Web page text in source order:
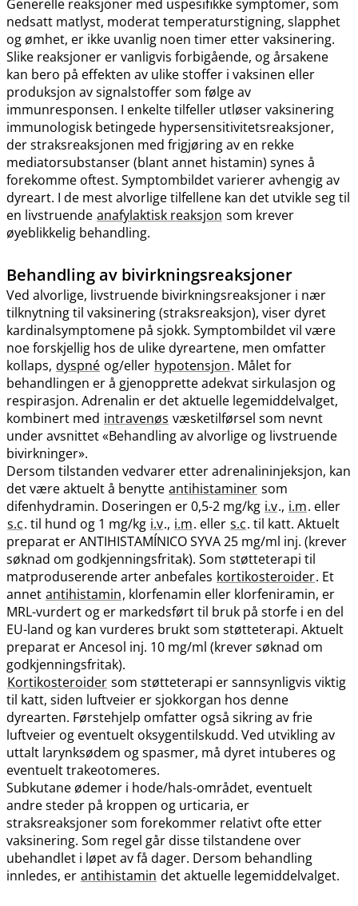
Generelle reaksjoner med uspesifikke symptomer, som
nedsatt matlyst, moderat temperaturstigning, slapphet
og ømhet, er ikke uvanlig noen timer etter vaksinering.
Slike reaksjoner er vanligvis forbigående, og årsakene
kan bero på effekten av ulike stoffer i vaksinen eller
produksjon av signalstoffer som følge av
immunresponsen. I enkelte tilfeller utløser vaksinering
immunologisk betingede hypersensitivitetsreaksjoner,
der straksreaksjonen med frigjøring av en rekke
mediatorsubstanser (blant annet histamin) synes å
forekomme oftest. Symptombildet varierer avhengig av
dyreart. I de mest alvorlige tilfellene kan det utvikle seg til
en livstruende anafylaktisk reaksjon som krever
øyeblikkelig behandling.
Behandling av bivirkningsreaksjoner
Ved alvorlige, livstruende bivirkningsreaksjoner i nær
tilknytning til vaksinering (straksreaksjon), viser dyret
kardinalsymptomene på sjokk. Symptombildet vil være
noe forskjellig hos de ulike dyreartene, men omfatter
kollaps, dyspné og​/​eller hypotensjon. Målet for
behandlingen er å gjenopprette adekvat sirkulasjon og
respirasjon. Adrenalin er det aktuelle legemiddelvalget,
kombinert med intravenøs væsketilførsel som nevnt
under avsnittet «Behandling av alvorlige og livstruende
bivirkninger».
Dersom tilstanden vedvarer etter adrenalininjeksjon, kan
det være aktuelt å benytte antihistaminer som
difenhydramin. Doseringen er 0,5-2 mg/kg i.v., i.m. eller
s.c. til hund og 1 mg/kg i.v., i.m. eller s.c. til katt. Aktuelt
preparat er ANTIHISTAMÍNICO SYVA 25 mg/ml inj. (krever
søknad om godkjenningsfritak). Som støtteterapi til
matproduserende arter anbefales kortikosteroider. Et
annet antihistamin, klorfenamin eller klorfeniramin, er
MRL-vurdert og er markedsført til bruk på storfe i en del
EU-land og kan vurderes brukt som støtteterapi. Aktuelt
preparat er Ancesol inj. 10 mg/ml (krever søknad om
godkjenningsfritak).
Kortikosteroider som støtteterapi er sannsynligvis viktig
til katt, siden luftveier er sjokkorgan hos denne
dyrearten. Førstehjelp omfatter også sikring av frie
luftveier og eventuelt oksygentilskudd. Ved utvikling av
uttalt larynksødem og spasmer, må dyret intuberes og
eventuelt trakeotomeres.
Subkutane ødemer i hode​/​hals-området, eventuelt
andre steder på kroppen og urticaria, er
straksreaksjoner som forekommer relativt ofte etter
vaksinering. Som regel går disse tilstandene over
ubehandlet i løpet av få dager. Dersom behandling
innledes, er antihistamin det aktuelle legemiddelvalget.